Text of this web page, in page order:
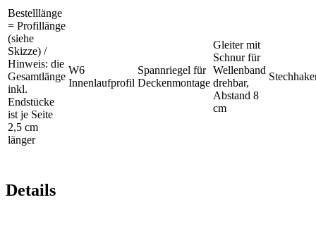
Bestelllänge
= Profillänge
(siehe
Skizze) /
Hinweis: die
Gesamtlänge
inkl.
Endstücke
ist je Seite
2,5 cm
länger
W6
Innenlaufprofil
Spannriegel für
Deckenmontage
Gleiter mit
Schnur für
Wellenband
drehbar,
Abstand 8
cm
Details